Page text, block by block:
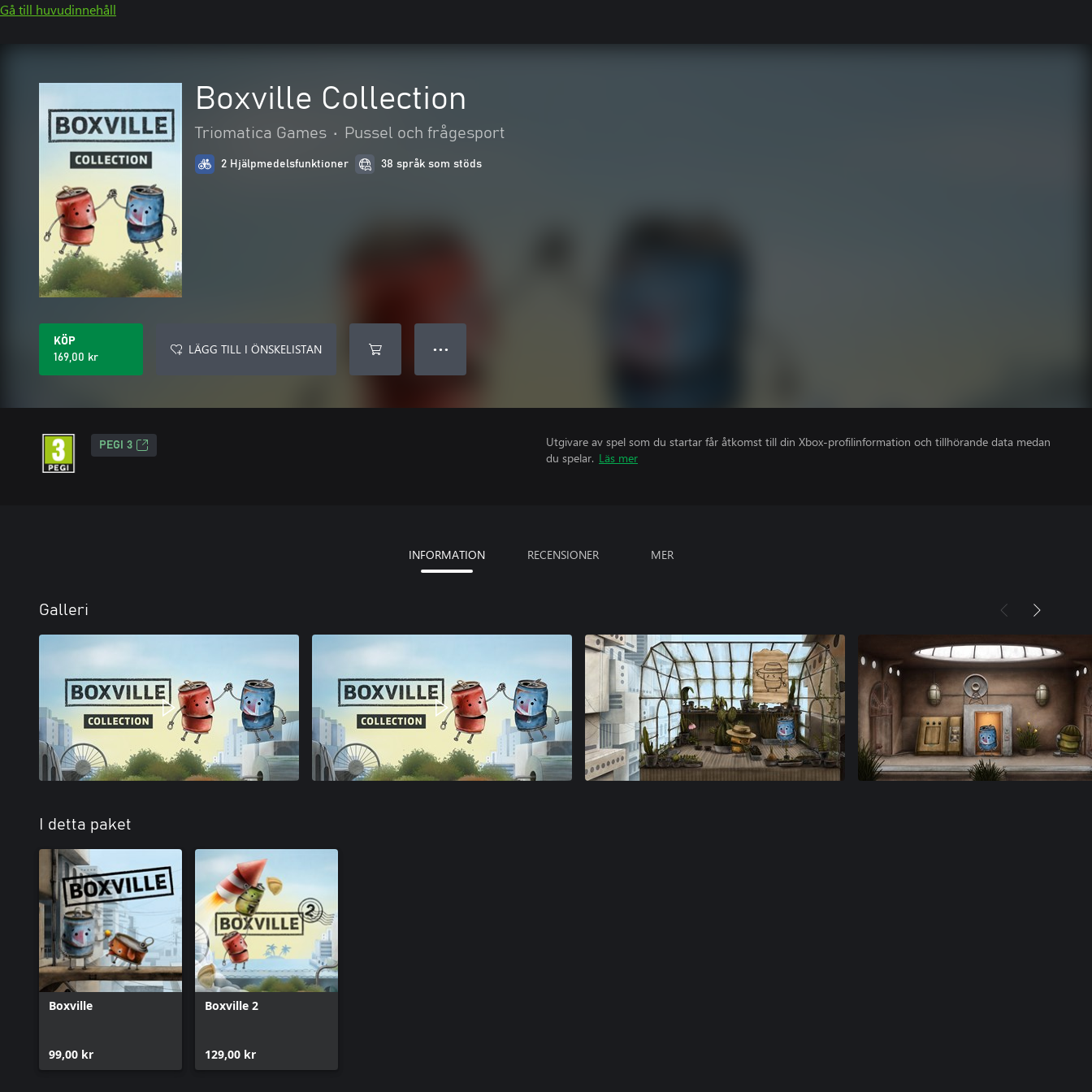
Gå till huvudinnehåll
Boxville Collection
Triomatica Games • Pussel och frågesport
2 Hjälpmedelsfunktioner 38 språk som stöds
KÖP
169,00 kr
LÄGG TILL I ÖNSKELISTAN ● ● ●
PEGI 3
Utgivare av spel som du startar får åtkomst till din Xbox-profilinformation och tillhörande data medan
du spelar. Läs mer
INFORMATION RECENSIONER MER
Galleri
I detta paket
Boxville
99,00 kr
Boxville 2
129,00 kr